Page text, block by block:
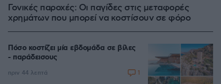
Γονικές παροχές: Οι παγίδες στις μεταφορές
χρημάτων που μπορεί να κοστίσουν σε φόρο
Πόσο κοστίζει μία εβδομάδα σε βίλες
- παράδεισους
πριν 44 λεπτά 1